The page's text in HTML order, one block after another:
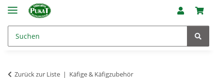
Zurück zur Liste Käfige & Käfigzubehör